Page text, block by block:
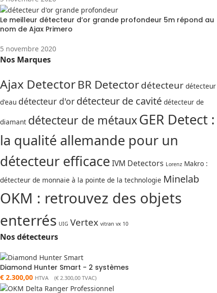
Le meilleur détecteur d’or grande profondeur 5m répond au
nom de Ajax Primero
5 novembre 2020
Nos Marques
Ajax DetectorBR Detectordétecteur détecteur
d'eau détecteur d'or détecteur de cavité détecteur de
diamant détecteur de métauxGER Detect :
la qualité allemande pour un
détecteur efficace IVM Detectors Lorenz Makro :
détecteur de monnaie à la pointe de la technologie Minelab
OKM : retrouvez des objets
enterrés UIG Vertex vitran vx 10
Nos détecteurs
Diamond Hunter Smart - 2 systèmes
€ 2.300,00 HTVA (€ 2.300,00 TVAC)